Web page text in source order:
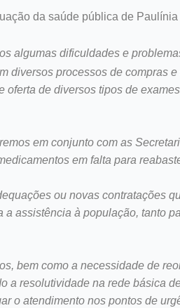
da saúde pública de
algumas dificuldades e
diversos processos de compras
de diversos tipos de
em conjunto com as
em falta para
ou novas contratações
assistência à população, tanto
bem como a necessidade de
a resolutividade na rede básica
o atendimento nos pontos de